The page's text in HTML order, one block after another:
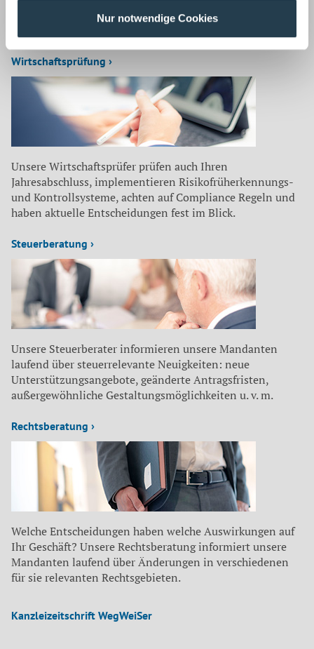
Nur notwendige Cookies
Unsere Mitarbeiter befassen sich für unsere Mandanten
Wirtschaftsprüfung ›
Unsere Wirtschaftsprüfer prüfen auch Ihren
Jahresabschluss, implementieren Risikofrüherkennungs-
und Kontrollsysteme, achten auf Compliance Regeln und
haben aktuelle Entscheidungen fest im Blick.
Steuerberatung ›
Unsere Steuerberater informieren unsere Mandanten
laufend über steuerrelevante Neuigkeiten: neue
Unterstützungsangebote, geänderte Antragsfristen,
außergewöhnliche Gestaltungsmöglichkeiten u. v. m.
Rechtsberatung ›
Welche Entscheidungen haben welche Auswirkungen auf
Ihr Geschäft? Unsere Rechtsberatung informiert unsere
Mandanten laufend über Änderungen in verschiedenen
für sie relevanten Rechtsgebieten.
Kanzleizeitschrift WegWeiSer